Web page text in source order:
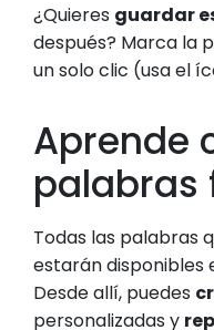
¿Quieres guardar
después? Marca la
un solo clic (usa el
Aprende
palabras
Todas las palabras
estarán disponibles
Desde allí, puedes
personalizadas y